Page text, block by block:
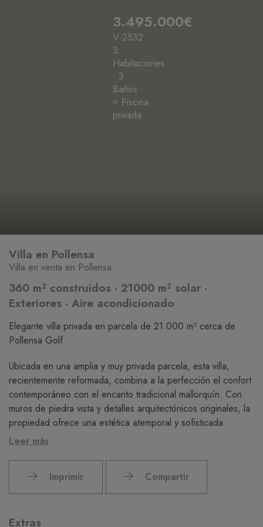
3.495.000€
V-2532 ·
3
Habitaciones
· 3
Baños ·
≈ Piscina
privada
Villa en Pollensa
Villa en venta en Pollensa
360 m² construidos · 21000 m² solar ·
Exteriores · Aire acondicionado
Elegante villa privada en parcela de 21.000 m² cerca de
Pollensa Golf
Ubicada en una amplia y muy privada parcela, esta villa,
recientemente reformada, combina a la perfección el confort
contemporáneo con el encanto tradicional mallorquín. Con
muros de piedra vista y detalles arquitectónicos originales, la
propiedad ofrece una estética atemporal y sofisticada.
Se accede a la vivienda a través de una entrada segura con
portón, seguida de un largo camino rodeado de árboles que
conduce a la casa, garantizando total privacidad y
tranquilidad. La villa está rodeada de jardines maduros y
Leer más
Imprimir Compartir
Extras